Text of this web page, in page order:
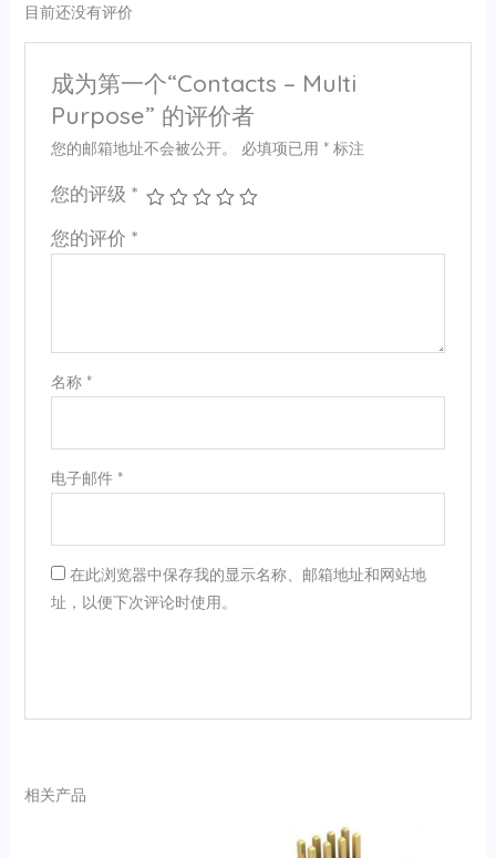
目前还没有评价
成为第一个“Contacts – Multi
Purpose” 的评价者
您的邮箱地址不会被公开。 必填项已用 *标注
您的评级 *
您的评价 *
名称 *
电子邮件 *
在此浏览器中保存我的显示名称、邮箱地址和网站地
址，以便下次评论时使用。
相关产品